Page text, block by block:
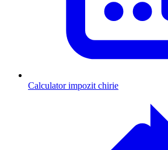
Calculator impozit chirie